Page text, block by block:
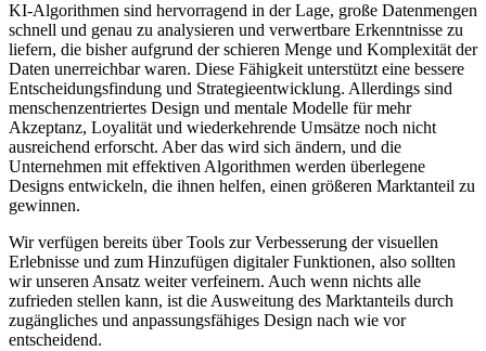
KI-Algorithmen sind hervorragend in der Lage, große Datenmengen
schnell und genau zu analysieren und verwertbare Erkenntnisse zu
liefern, die bisher aufgrund der schieren Menge und Komplexität der
Daten unerreichbar waren. Diese Fähigkeit unterstützt eine bessere
Entscheidungsfindung und Strategieentwicklung. Allerdings sind
menschenzentriertes Design und mentale Modelle für mehr
Akzeptanz, Loyalität und wiederkehrende Umsätze noch nicht
ausreichend erforscht. Aber das wird sich ändern, und die
Unternehmen mit effektiven Algorithmen werden überlegene
Designs entwickeln, die ihnen helfen, einen größeren Marktanteil zu
gewinnen.
Wir verfügen bereits über Tools zur Verbesserung der visuellen
Erlebnisse und zum Hinzufügen digitaler Funktionen, also sollten
wir unseren Ansatz weiter verfeinern. Auch wenn nichts alle
zufrieden stellen kann, ist die Ausweitung des Marktanteils durch
zugängliches und anpassungsfähiges Design nach wie vor
entscheidend.